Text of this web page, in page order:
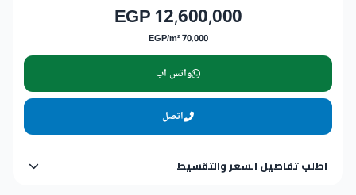
12,600,000 EGP
70,000 EGP/m²
واتس اب
اتصل
اطلب تفاصيل السعر والتقسيط